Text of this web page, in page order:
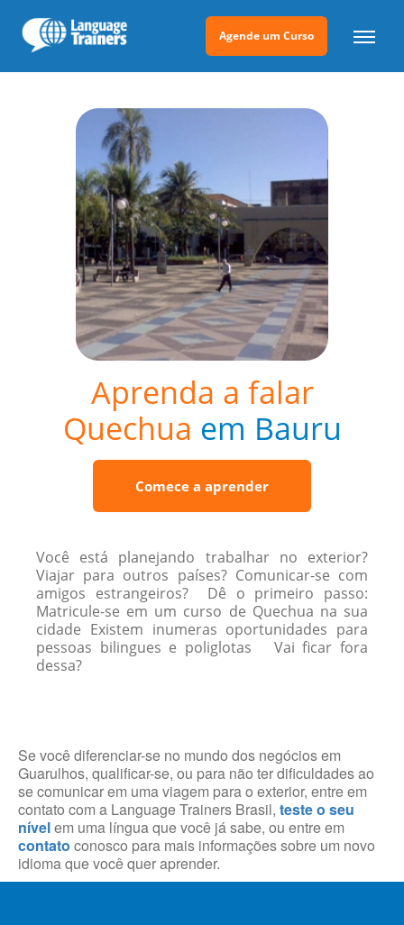
Agende um Curso
Aprenda a falar
Quechua em Bauru
Comece a aprender
Você está planejando trabalhar no exterior?
Viajar para outros países? Comunicar-se com
amigos estrangeiros? Dê o primeiro passo:
Matricule-se em um curso de Quechua na sua
cidade Existem inumeras oportunidades para
pessoas bilingues e poliglotas Vai ficar fora
dessa?
Se você diferenciar-se no mundo dos negócios em
Guarulhos, qualificar-se, ou para não ter dificuldades ao
se comunicar em uma viagem para o exterior, entre em
contato com a Language Trainers Brasil, teste o seu
nívelem uma língua que você já sabe, ou entre em
contato conosco para mais informações sobre um novo
idioma que você quer aprender.